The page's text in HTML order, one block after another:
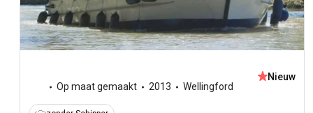
Op maat gemaakt 2013 Wellingford
Nieuw